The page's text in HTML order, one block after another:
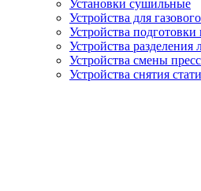
Установки сушильные
Устройства для
Устройства подготовки
Устройства разделения
Устройства смены
Устройства снятия